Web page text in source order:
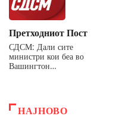
Претходниот Пост
СДСМ: Дали сите
министри кои беа во
Вашингтон…
НАЈНОВО